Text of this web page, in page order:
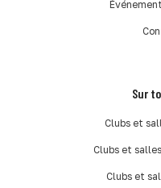
Sur
Clubs et
Clubs et
Clubs et